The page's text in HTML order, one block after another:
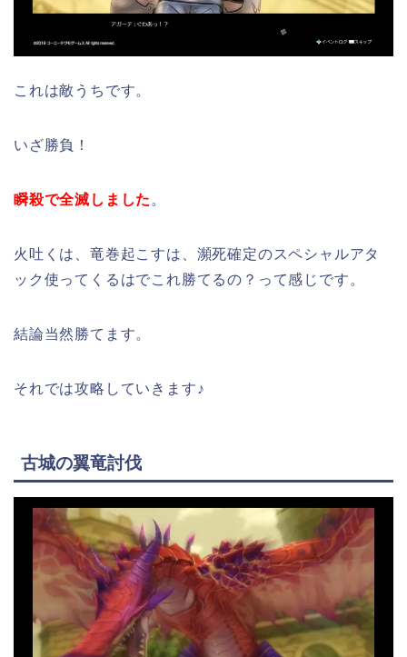
これは敵うちです。
いざ勝負！
瞬殺で全滅しました 。
火吐くは、竜巻起こすは、瀕死確定のスペシャルアタ
ック使ってくるはでこれ勝てるの？って感じです。
結論当然勝てます。
それでは攻略していきます♪
古城の翼竜討伐